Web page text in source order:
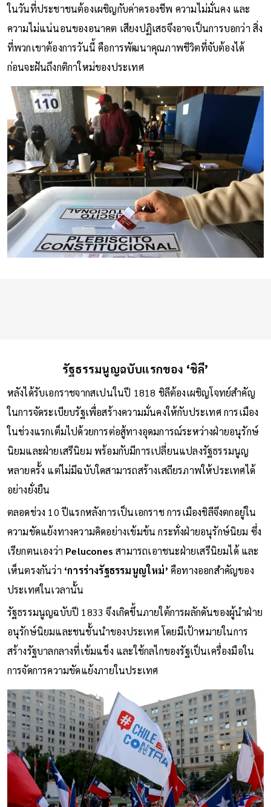
ในวันที่ประชาชนต้องเผชิญกับค่าครองชีพ ความไม่มั่นคง และ
ความไม่แน่นอนของอนาคต เสียงปฏิเสธจึงอาจเป็นการบอกว่า สิ่ง
ที่พวกเขาต้องการวันนี้ คือการพัฒนาคุณภาพชีวิตที่จับต้องได้
ก่อนจะฝันถึงกติกาใหม่ของประเทศ
รัฐธรรมนูญฉบับแรกของ ‘ชิลี’
หลังได้รับเอกราชจากสเปนในปี 1818 ชิลีต้องเผชิญโจทย์สำคัญ
ในการจัดระเบียบรัฐเพื่อสร้างความมั่นคงให้กับประเทศ การเมือง
ในช่วงแรกเต็มไปด้วยการต่อสู้ทางอุดมการณ์ระหว่างฝ่ายอนุรักษ์
นิยมและฝ่ายเสรีนิยม พร้อมกับมีการเปลี่ยนแปลงรัฐธรรมนูญ
หลายครั้ง แต่ไม่มีฉบับใดสามารถสร้างเสถียรภาพให้ประเทศได้
อย่างยั่งยืน
ตลอดช่วง 10 ปีแรกหลังการเป็นเอกราช การเมืองชิลีจึงตกอยู่ใน
ความขัดแย้งทางความคิดอย่างเข้มข้น กระทั่งฝ่ายอนุรักษ์นิยม ซึ่ง
เรียกตนเองว่า Peluconesสามารถเอาชนะฝ่ายเสรีนิยมได้ และ
เห็นตรงกันว่า ‘การร่างรัฐธรรมนูญใหม่’คือทางออกสำคัญของ
ประเทศในเวลานั้น
รัฐธรรมนูญฉบับปี 1833 จึงเกิดขึ้นภายใต้การผลักดันของผู้นำฝ่าย
อนุรักษ์นิยมและชนชั้นนำของประเทศ โดยมีเป้าหมายในการ
สร้างรัฐบาลกลางที่เข้มแข็ง และใช้กลไกของรัฐเป็นเครื่องมือใน
การจัดการความขัดแย้งภายในประเทศ